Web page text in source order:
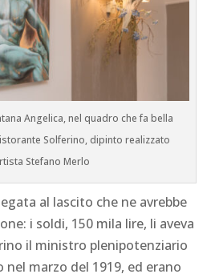
Angelica, nel quadro che fa bella
Solferino, dipinto realizzato
Stefano Merlo
al lascito che ne avrebbe
i soldi, 150 mila lire, li aveva
il ministro plenipotenziario
marzo del 1919, ed erano